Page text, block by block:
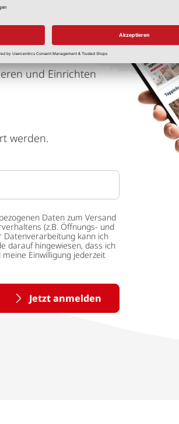
und Einrichten
werden.
Daten zum Versand
(z.B. Öffnungs- und
kann ich
darauf hingewiesen, dass ich
Einwilligung jederzeit
Jetzt anmelden